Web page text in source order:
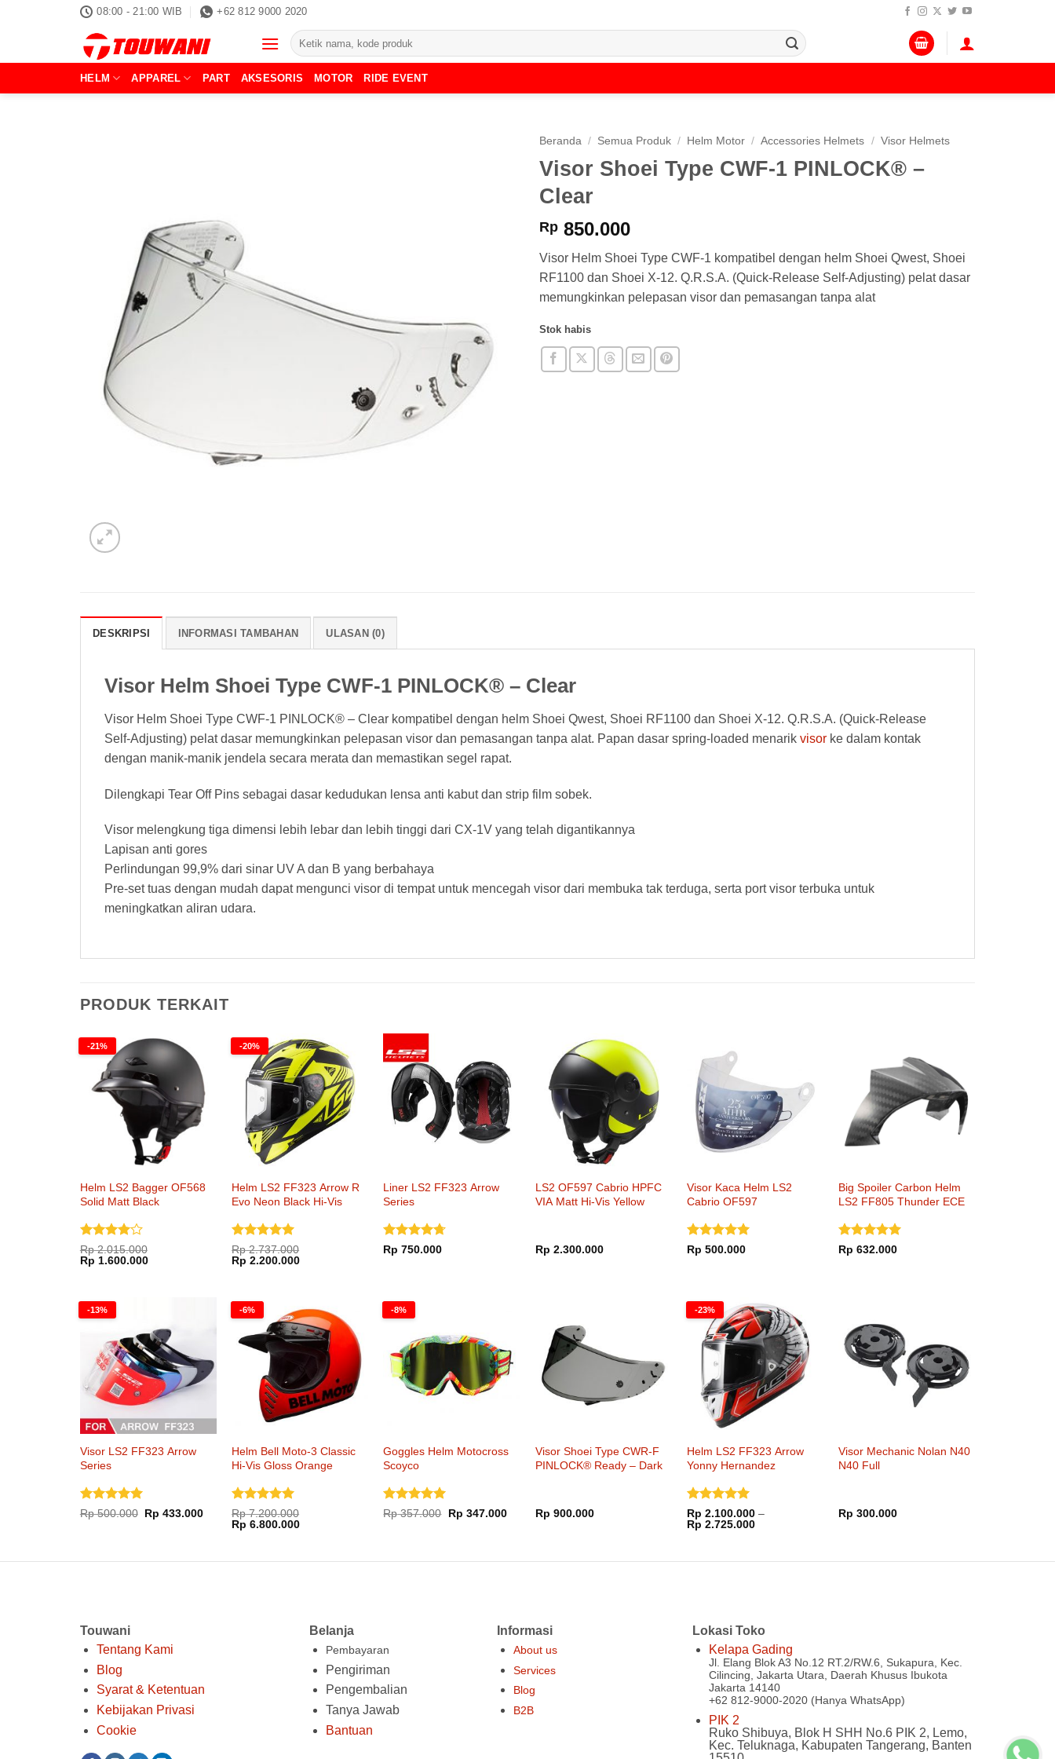
08:00 - 21:00 WIB +62 812 9000 2020
Pencarian
untuk:
HELM APPAREL PART AKSESORIS MOTOR RIDE EVENT
Beranda / Semua Produk / Helm Motor / Accessories Helmets / Visor Helmets
Visor Shoei Type CWF-1 PINLOCK® –
Clear
Rp 850.000
Visor Helm Shoei Type CWF-1 kompatibel dengan helm Shoei Qwest, Shoei
RF1100 dan Shoei X-12. Q.R.S.A. (Quick-Release Self-Adjusting) pelat dasar
memungkinkan pelepasan visor dan pemasangan tanpa alat
Stok habis
DESKRIPSI INFORMASI TAMBAHAN ULASAN (0)
Visor Helm Shoei Type CWF-1 PINLOCK® – Clear
Visor Helm Shoei Type CWF-1 PINLOCK® – Clear kompatibel dengan helm Shoei Qwest, Shoei RF1100 dan Shoei X-12. Q.R.S.A. (Quick-Release
Self-Adjusting) pelat dasar memungkinkan pelepasan visor dan pemasangan tanpa alat. Papan dasar spring-loaded menarik visor ke dalam kontak
dengan manik-manik jendela secara merata dan memastikan segel rapat.
Dilengkapi Tear Off Pins sebagai dasar kedudukan lensa anti kabut dan strip film sobek.
Visor melengkung tiga dimensi lebih lebar dan lebih tinggi dari CX-1V yang telah digantikannya
Lapisan anti gores
Perlindungan 99,9% dari sinar UV A dan B yang berbahaya
Pre-set tuas dengan mudah dapat mengunci visor di tempat untuk mencegah visor dari membuka tak terduga, serta port visor terbuka untuk
meningkatkan aliran udara.
PRODUK TERKAIT
-21%
Helm LS2 Bagger OF568
Solid Matt Black
Dinilai4
dari 5
Rp2.015.000
Harga
aslinya
Rp 1.600.000Harga
-20%
Helm LS2 FF323 Arrow R
Evo Neon Black Hi-Vis
Dinilai5
dari 5
Rp2.737.000
Harga
aslinya
Rp 2.200.000Harga
Liner LS2 FF323 Arrow
Series
Dinilai
Rp 750.000
LS2 OF597 Cabrio HPFC
VIA Matt Hi-Vis Yellow
Rp 2.300.000
Visor Kaca Helm LS2
Cabrio OF597
Dinilai5
Rp 500.000
Big Spoiler Carbon Helm
LS2 FF805 Thunder ECE
Dinilai5
Rp 632.000
-13%
Visor LS2 FF323 Arrow
Series
Dinilai5
Rp500.000 Harga
aslinya
Rp 433.000Harga
-6%
Helm Bell Moto-3 Classic
Hi-Vis Gloss Orange
Dinilai5
dari 5
Rp7.200.000
Harga
aslinya
Rp 6.800.000Harga
-8%
Goggles Helm Motocross
Scoyco
Dinilai5
Rp357.000 Harga
aslinya
Rp 347.000Harga
Visor Shoei Type CWR-F
PINLOCK® Ready – Dark
Rp 900.000
-23%
Helm LS2 FF323 Arrow
Yonny Hernandez
Dinilai5
dari 5
Rp 2.100.000 –
Rp 2.725.000Rentang
Visor Mechanic Nolan N40
N40 Full
Rp 300.000
Touwani
Tentang Kami
Blog
Syarat & Ketentuan
Kebijakan Privasi
Cookie
Belanja
Pembayaran
Pengiriman
Pengembalian
Tanya Jawab
Bantuan
Informasi
About us
Services
Blog
B2B
Lokasi Toko
Kelapa Gading
Jl. Elang Blok A3 No.12 RT.2/RW.6, Sukapura, Kec.
Cilincing, Jakarta Utara, Daerah Khusus Ibukota
Jakarta 14140
+62 812-9000-2020 (Hanya WhatsApp)
PIK 2
Ruko Shibuya, Blok H SHH No.6 PIK 2, Lemo,
Kec. Teluknaga, Kabupaten Tangerang, Banten